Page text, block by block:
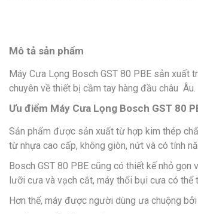
Mô tả sản phẩm
Máy Cưa Lọng Bosch GST 80 PBE sản
chuyên về thiết bị cầm tay hàng đầu châu Âu.
Ưu điểm Máy Cưa Lọng Bosch GST 80
Sản phẩm được sản xuất từ hợp kim thép
từ nhựa cao cấp, không giòn, nứt và có tính
Bosch GST 80 PBE cũng có thiết kế nhỏ
lưỡi cưa và vạch cắt, máy thổi bụi cưa có thể
Hơn thế, máy được người dùng ưa chuộng